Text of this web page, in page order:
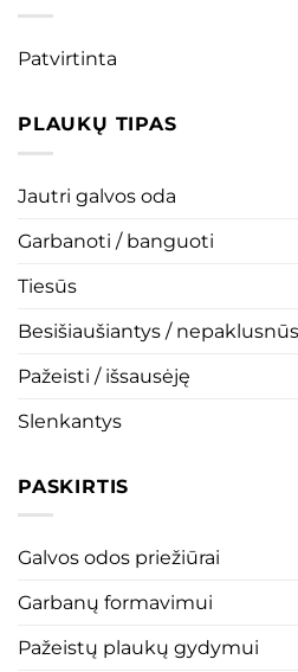
Patvirtinta
PLAUKŲ TIPAS
Jautri galvos oda
Garbanoti / banguoti
Tiesūs
Besišiaušiantys / nepaklusnūs
Pažeisti / išsausėję
Slenkantys
PASKIRTIS
Galvos odos priežiūrai
Garbanų formavimui
Pažeistų plaukų gydymui